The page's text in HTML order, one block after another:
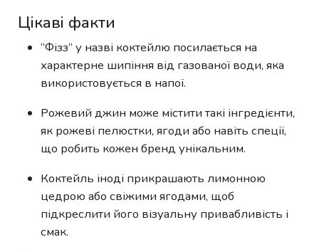
Цікаві факти
“Фізз” у назві коктейлю посилається на
характерне шипіння від газованої води, яка
використовується в напої.
Рожевий джин може містити такі інгредієнти,
як рожеві пелюстки, ягоди або навіть спеції,
що робить кожен бренд унікальним.
Коктейль іноді прикрашають лимонною
цедрою або свіжими ягодами, щоб
підкреслити його візуальну привабливість і
смак.